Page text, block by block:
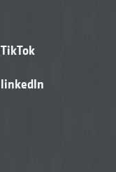
TikTok
linkedIn